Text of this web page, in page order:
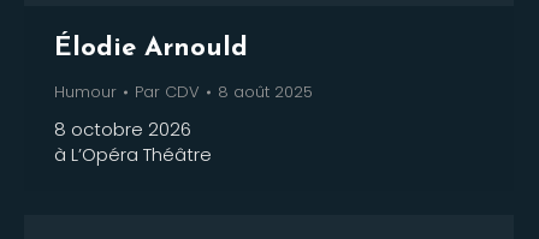
Élodie Arnould
Humour Par CDV 8 août 2025
8 octobre 2026
à L’Opéra Théâtre